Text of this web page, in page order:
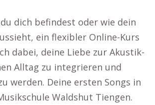
dich befindest oder wie dein
ein flexibler Online-Kurs
dabei, deine Liebe zur Akustik-
Alltag zu integrieren und
werden. Deine ersten Songs in
Waldshut Tiengen.